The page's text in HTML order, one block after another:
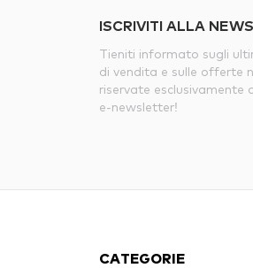
ISCRIVITI ALLA
Tieniti informato sugli
di vendita e sulle offerte
riservate esclusivamente
e-newsletter!
CATEGORIE